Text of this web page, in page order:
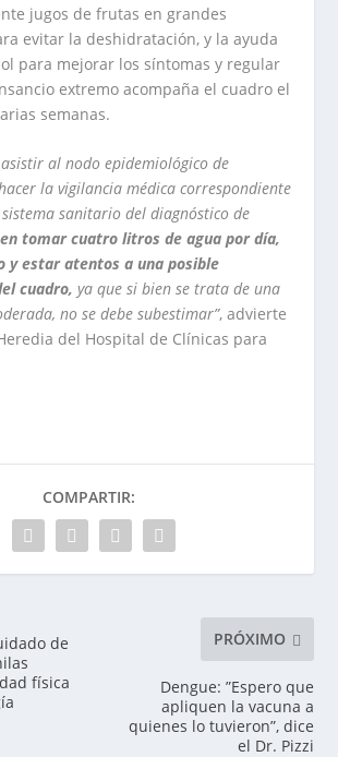
jugos de frutas en grandes
evitar la deshidratación, y la ayuda
para mejorar los síntomas y regular
extremo acompaña el cuadro el
semanas.
al nodo epidemiológico de
la vigilancia médica correspondiente
sanitario del diagnóstico de
tomar cuatro litros de agua por día,
y estar atentos a una posible
cuadro, ya que si bien se trata de una
no se debe subestimar”, advierte
del Hospital de Clínicas para
COMPARTIR:
de
física
PRÓXIMO
Dengue: ”Espero que
apliquen la vacuna a
quienes lo tuvieron”, dice
el Dr. Pizzi